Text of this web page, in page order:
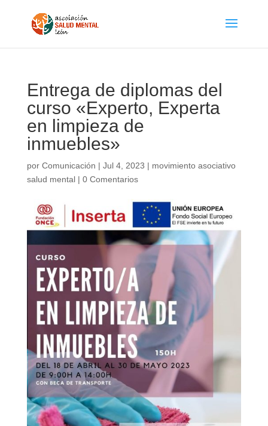
Entrega de diplomas del
curso «Experto, Experta
en limpieza de
inmuebles»
por Comunicación | Jul 4, 2023 | movimiento asociativo
salud mental| 0 Comentarios